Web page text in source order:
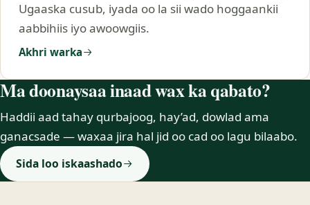
Ugaaska cusub, iyada oo la sii wado hoggaankii
aabbihiis iyo awoowgiis.
Akhri warka
Ma doonaysaa inaad wax ka qabato?
Haddii aad tahay qurbajoog, hay’ad, dowlad ama
ganacsade — waxaa jira hal jid oo cad oo lagu bilaabo.
Sida loo iskaashado